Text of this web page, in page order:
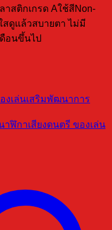
าสติกเกรด Aใช้สีNon-
สดูแล้วสบายตา ไม่มี
อนขึ้นไป